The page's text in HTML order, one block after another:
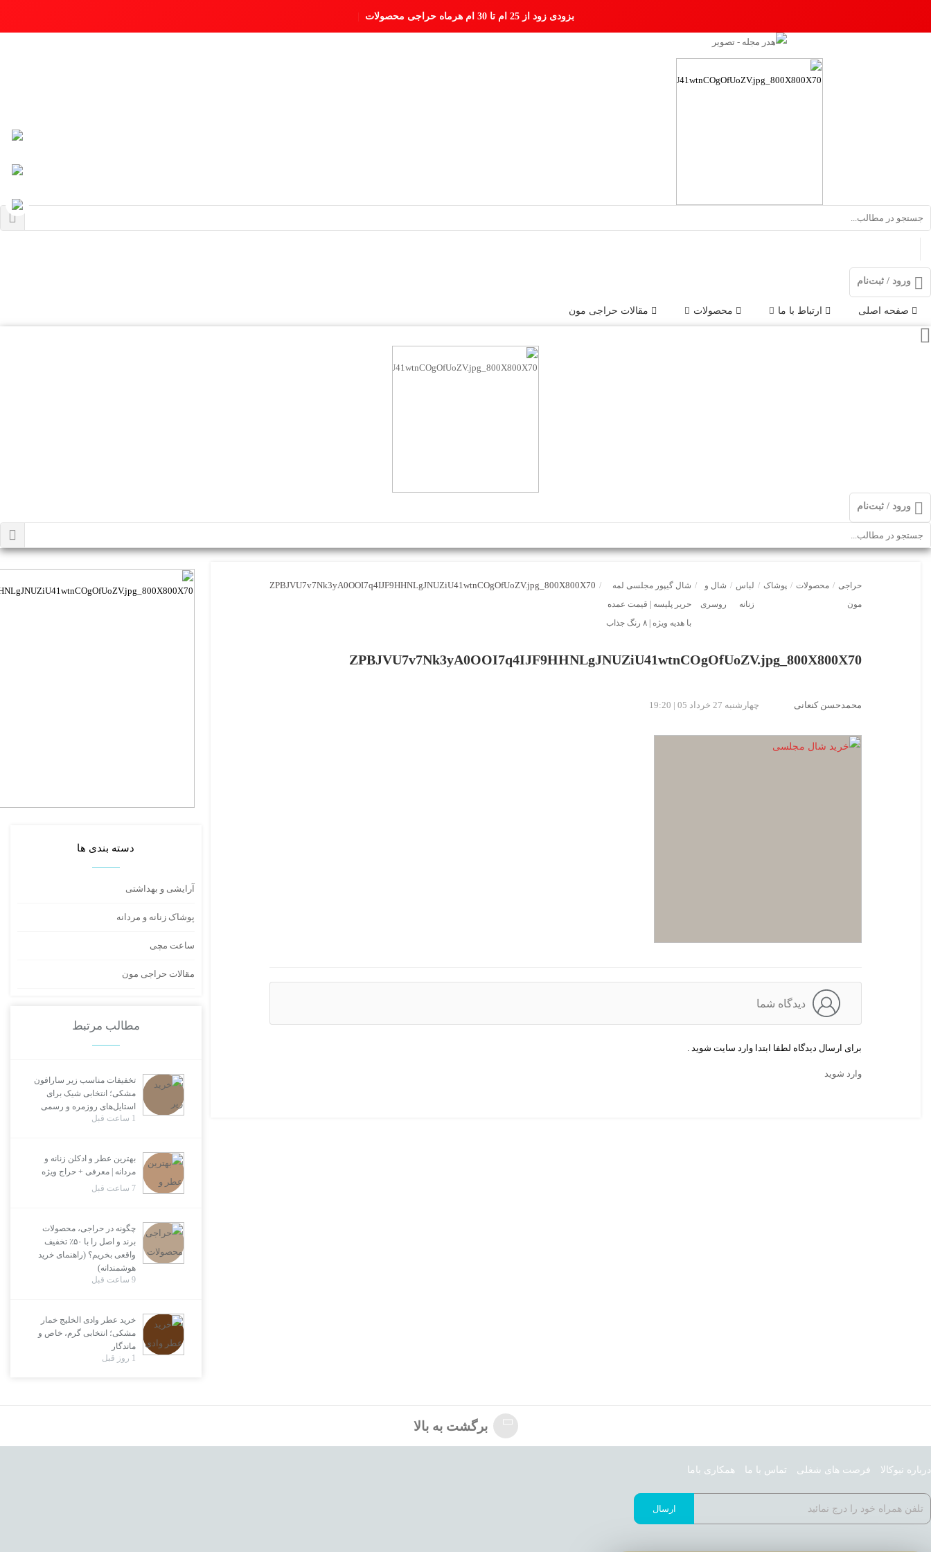
بزودی زود از 25 ام تا 30 ام هرماه حراجی محصولات با ت
ورود / ثبت‌نام
صفحه اصلی ارتباط با ما محصولات مقالات حراجی مون
ورود / ثبت‌نام
حراجی
مون
/ محصولات / پوشاک / لباس
زنانه
/ شال و
روسری
/ شال گیپور مجلسی لمه
حریر پلیسه | قیمت عمده
با هدیه ویژه | ۸ رنگ جذاب
/
ZPBJVU7v7Nk3yA0OOI7q4IJF9HHNLgJNUZiU41wtnCOgOfUoZV.jpg_800X800X70
ZPBJVU7v7Nk3yA0OOI7q4IJF9HHNLgJNUZiU41wtnCOgOfUoZV.jpg_800X800X70
محمدحسن کنعانی چهارشنبه 27 خرداد 05 | 19:20
دیدگاه شما
برای ارسال دیدگاه لطفا ابتدا وارد سایت شوید .
وارد شوید
دسته بندی ها
آرایشی و بهداشتی
پوشاک زنانه و مردانه
ساعت مچی
مقالات حراجی مون
مطالب مرتبط
تخفیفات مناسب زیر سارافون
مشکی؛ انتخابی شیک برای
استایل‌های روزمره و رسمی
1 ساعت قبل
بهترین عطر و ادکلن زنانه و
مردانه | معرفی + حراج ویژه
7 ساعت قبل
چگونه در حراجی، محصولات
برند و اصل را با ۵۰٪ تخفیف
واقعی بخریم؟ (راهنمای خرید
هوشمندانه)
9 ساعت قبل
خرید عطر وادی الخلیج خمار
مشکی؛ انتخابی گرم، خاص و
ماندگار
1 روز قبل
برگشت به بالا
درباره نیوکالا فرصت های شغلی تماس با ما همکاری باما
ارسال